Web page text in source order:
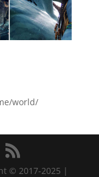
world/
© 2017-2025 |